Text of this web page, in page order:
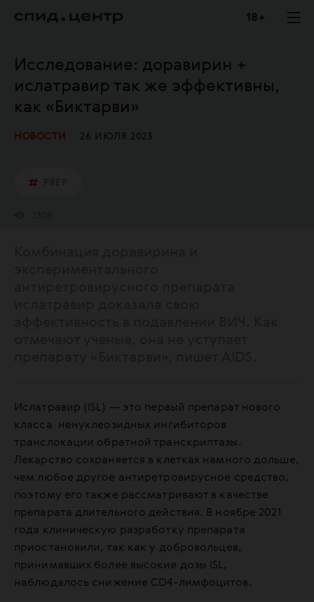
18 +
Исследование: доравирин +
ислатравир так же эффективны,
как «Биктарви»
НОВОСТИ 26 ИЮЛЯ 2023
Ислатравир (ISL) — это первый препарат нового
класса ненуклеозидных ингибиторов
транслокации обратной транскриптазы.
Лекарство сохраняется в клетках намного дольше,
чем любое другое антиретровирусное средство,
поэтому его также рассматривают в качестве
препарата длительного действия. В ноябре 2021
года клиническую разработку препарата
приостановили, так как у добровольцев,
принимавших более высокие дозы ISL,
наблюдалось снижение CD4-лимфоцитов.